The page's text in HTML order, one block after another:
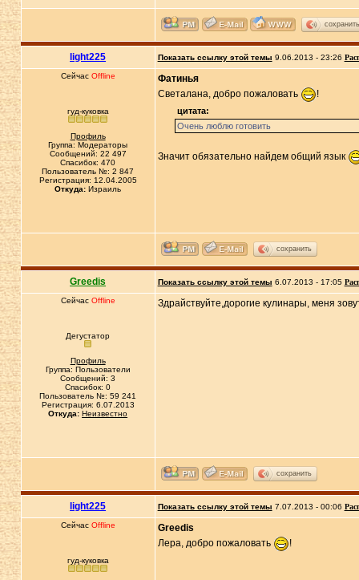
сохранить
light225 Показать ссылку этой темы 9.06.2013 - 23:26
Сейчас Offline
гуд-куковка
Профиль
Группа: Модераторы
Сообщений: 22 497
Спасибок: 470
Пользователь №: 2 847
Регистрация: 12.04.2005
Откуда: Израиль
Фатинья
Светалана, добро пожаловать
!
цитата:
Очень люблю готовить
Значит обязательно найдем общий язык
сохранить
Greedis Показать ссылку этой темы 6.07.2013 - 17:05
Сейчас Offline
Дегустатор
Профиль
Группа: Пользователи
Сообщений: 3
Спасибок: 0
Пользователь №: 59 241
Регистрация: 6.07.2013
Откуда: Неизвестно
Здрайствуйте,дорогие кулинары, меня
сохранить
light225 Показать ссылку этой темы 7.07.2013 - 00:06
Сейчас Offline
гуд-куковка
Greedis
Лера, добро пожаловать
!